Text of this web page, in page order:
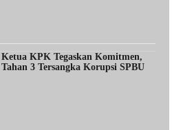
Ketua KPK Tegaskan Komitmen,
Tahan 3 Tersangka Korupsi SPBU